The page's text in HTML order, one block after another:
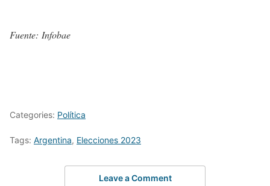
Fuente: Infobae
Categories: Política
Tags: Argentina, Elecciones 2023
Leave a Comment